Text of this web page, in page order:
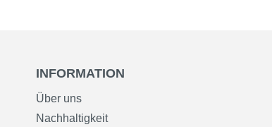
INFORMATION
Über uns
Nachhaltigkeit